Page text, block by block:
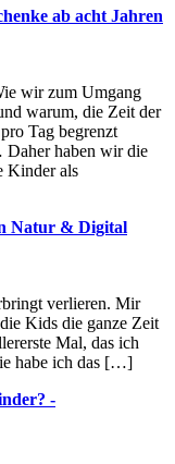
ab acht Jahren
wir zum Umgang
warum, die Zeit der
Tag begrenzt
haben wir die
Kinder als
Natur & Digital
verlieren. Mir
Kids die ganze Zeit
Mal, das ich
habe ich das […]
-